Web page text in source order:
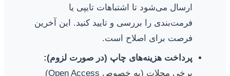
ارسال می‌شود تا اشتباهات تایپی یا
فرمت‌بندی را بررسی و تایید کنید. این آخرین
فرصت برای اصلاح است.
پرداخت هزینه‌های چاپ (در صورت لزوم):
برخی مجلات (به خصوص Open Access)